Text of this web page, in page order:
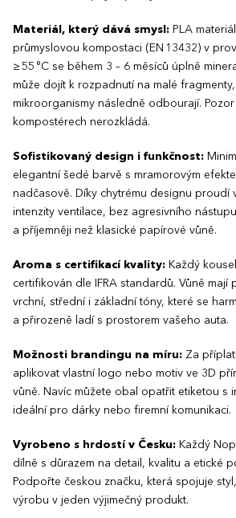
Materiál, který dává smysl: PLA
průmyslovou kompostaci (EN 13432) v
≥ 55 °C se během 3 – 6 měsíců úplně
může dojít k rozpadnutí na malé
mikroorganismy následně odbourají. Pozor
kompostérech nerozkládá.
Sofistikovaný design i funkčnost:
elegantní šedé barvě s mramorovým
nadčasově. Díky chytrému designu proudí
intenzity ventilace, bez agresivního
a příjemněji než klasické papírové vůně.
Aroma s certifikací kvality: Každý
certifikován dle IFRA standardů. Vůně mají
vrchní, střední i základní tóny, které se
a přirozeně ladí s prostorem vašeho auta.
Možnosti brandingu na míru: Za
aplikovat vlastní logo nebo motiv ve 3D
vůně. Navíc můžete obal opatřit etiketou s
ideální pro dárky nebo firemní komunikaci.
Vyrobeno s hrdostí v Česku: Každý
dílně s důrazem na detail, kvalitu a etické
Podpořte českou značku, která spojuje
výrobu v jeden výjimečný produkt.